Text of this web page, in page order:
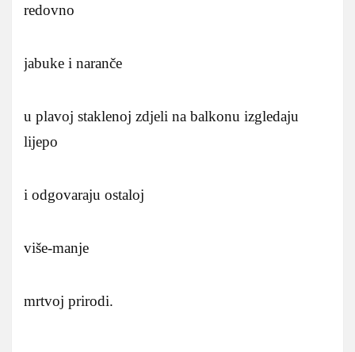
redovno
jabuke i naranče
u plavoj staklenoj zdjeli na balkonu izgledaju
lijepo
i odgovaraju ostaloj
više-manje
mrtvoj prirodi.